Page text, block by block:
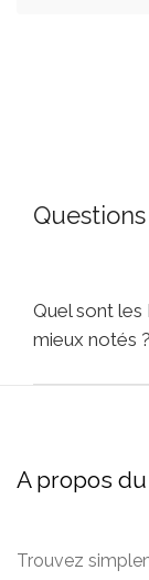
Quel sont les
mieux notés ?
A propos
Trouvez